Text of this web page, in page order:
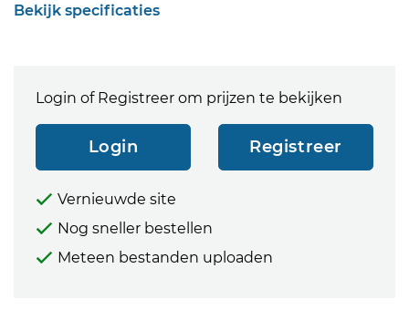
Bekijk specificaties
Login of Registreer om prijzen te bekijken
Login Registreer
Vernieuwde site
Nog sneller bestellen
Meteen bestanden uploaden